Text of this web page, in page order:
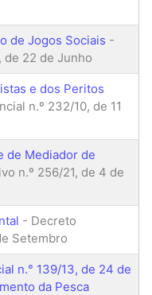
de Jogos Sociais -
de 22 de Junho
e dos Peritos
n.º 232/10, de 11
de Mediador de
n.º 256/21, de 4 de
- Decreto
Setembro
n.° 139/13, de 24 de
da Pesca